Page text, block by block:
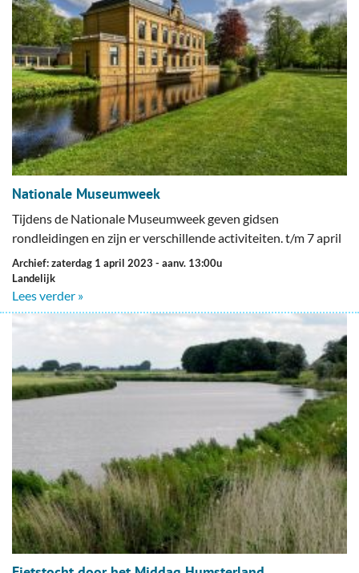
Nationale Museumweek
Tijdens de Nationale Museumweek geven gidsen
rondleidingen en zijn er verschillende activiteiten. t/m 7 april
Archief: zaterdag 1 april 2023 - aanv. 13:00u
Landelijk
Lees verder »